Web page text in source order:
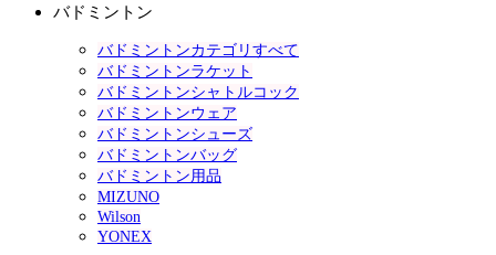
バドミントン
バドミントンカテゴリすべて
バドミントンラケット
バドミントンシャトルコック
バドミントンウェア
バドミントンシューズ
バドミントンバッグ
バドミントン用品
MIZUNO
Wilson
YONEX